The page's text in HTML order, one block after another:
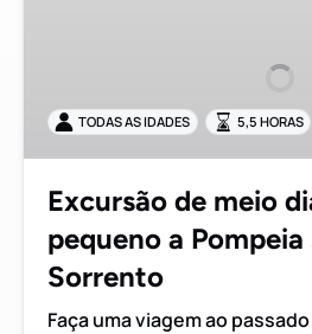
grupo
pequeno
Pompeia
saindo
Sorrento
TODAS AS IDADES 5,5 HORAS
Excursão de meio
pequeno a
Sorrento
Faça uma viagem ao